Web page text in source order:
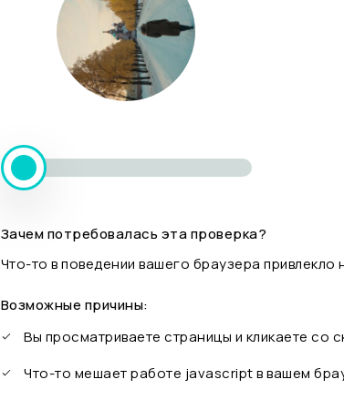
Зачем потребовалась эта проверка?
Что-то в поведении вашего браузера привлекло
Возможные причины:
Вы просматриваете страницы и кликаете
Что-то мешает работе javascript в вашем